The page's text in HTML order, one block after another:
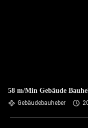
58 m/Min Gebäude
Gebäudebauheber